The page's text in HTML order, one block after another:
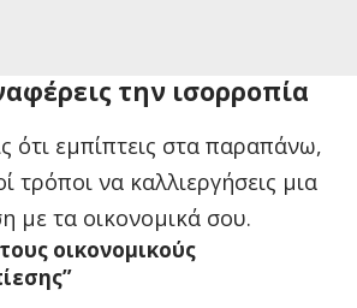
την ισορροπία
ότι εμπίπτεις στα παραπάνω,
τρόποι να καλλιεργήσεις μια
με τα οικονομικά σου.
οικονομικούς